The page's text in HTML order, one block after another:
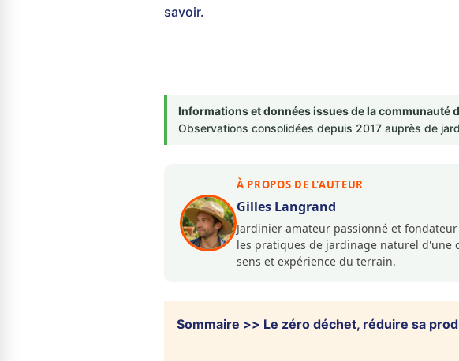
savoir.
Informations et données issues de la communauté
Observations consolidées depuis 2017 auprès de
À PROPOS DE L'AUTEUR
Gilles Langrand
Jardinier amateur passionné et
les pratiques de jardinage naturel d'une
sens et expérience du terrain.
Sommaire >> Le zéro déchet, réduire sa